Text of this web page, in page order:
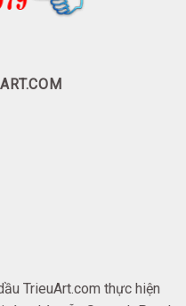
TrieuArt.com thực hiện